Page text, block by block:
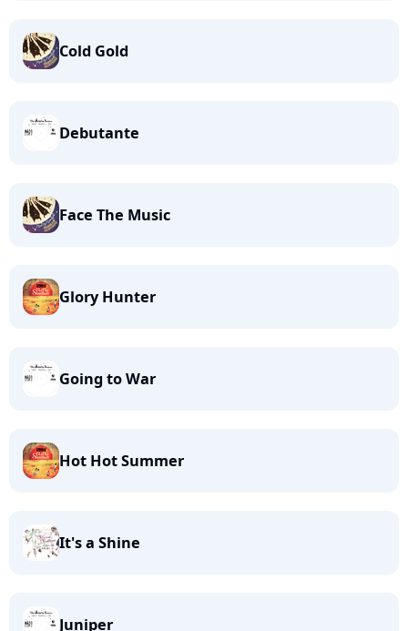
Cold Gold
Debutante
Face The Music
Glory Hunter
Going to War
Hot Hot Summer
It's a Shine
Juniper